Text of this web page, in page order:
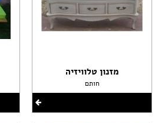
מזנון טלוויזיה
חותם